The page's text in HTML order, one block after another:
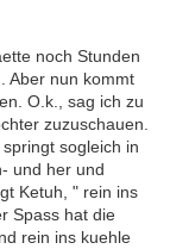
noch Stunden
Aber nun kommt
O.k., sag ich zu
zuzuschauen.
sogleich in
und her und
Ketuh, " rein ins
Spass hat die
rein ins kuehle